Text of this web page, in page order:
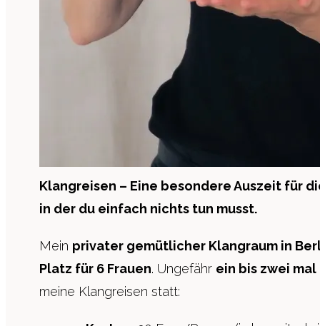
Klangreisen – Eine besondere Auszeit für
in der du einfach nichts tun musst.
Mein privater gemütlicher Klangraum in
Platz für 6 Frauen. Ungefähr ein bis zwei mal
meine Klangreisen statt: